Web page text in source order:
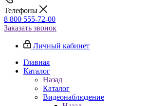
Телефоны
8 800 555-72-00
Заказать звонок
Личный кабинет
Главная
Каталог
Назад
Каталог
Видеонаблюдение